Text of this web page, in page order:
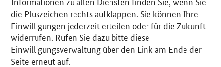
die Pluszeichen rechts aufklappen. Sie können Ihre
Einwilligungen jederzeit erteilen oder für die Zukunft
widerrufen. Rufen Sie dazu bitte diese
Einwilligungsverwaltung über den Link am Ende der
Seite erneut auf.